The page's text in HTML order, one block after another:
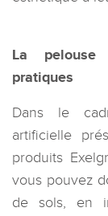
La pelouse
pratiques
Dans le
artificielle
produits
vous pouvez
de sols, en